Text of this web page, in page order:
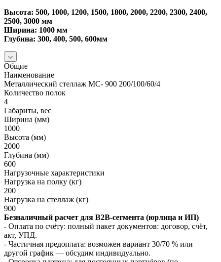
Высота: 500, 1000, 1200, 1500, 1800, 2000, 2200, 2300, 2400,
2500, 3000 мм
Ширина: 1000 мм
Глубина: 300, 400, 500, 600мм
Общие
Наименование
Металлический стеллаж МС- 900 200/100/60/4
Количество полок
4
Габариты, вес
Ширина (мм)
1000
Высота (мм)
2000
Глубина (мм)
600
Нагрузочные характеристики
Нагрузка на полку (кг)
200
Нагрузка на стеллаж (кг)
900
Безналичный расчет для B2B‑сегмента (юрлица и ИП)
- Оплата по счёту: полный пакет документов: договор, счёт,
акт, УПД.
- Частичная предоплата: возможен вариант 30/70 % или
другой график — обсудим индивидуально.